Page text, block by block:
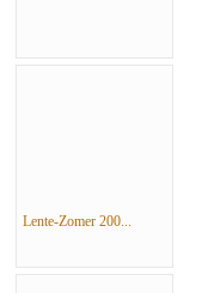
Lente-Zomer 200...